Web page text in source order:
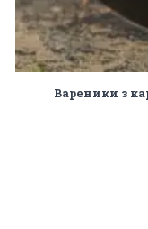
Вареники з